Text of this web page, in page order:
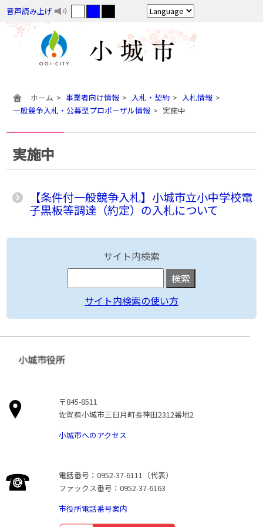
音声読み上げ
ホーム 事業者向け情報 入札・契約
入札情報
一般競争入札・公募型プロポーザル情報
実施中
実施中
【条件付一般競争入札】小城市立小中学校電
子黒板等調達（約定）の入札について
サイト内検索
サイト内検索の使い方
小城市役所
〒845-8511
佐賀県小城市三日月町長神田2312番地2
小城市へのアクセス
電話番号：0952-37-6111（代表）
ファックス番号：0952-37-6163
市役所電話番号案内